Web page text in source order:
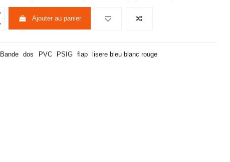
Ajouter au panier
Bande dos PVC PSIG flap lisere bleu blanc rouge